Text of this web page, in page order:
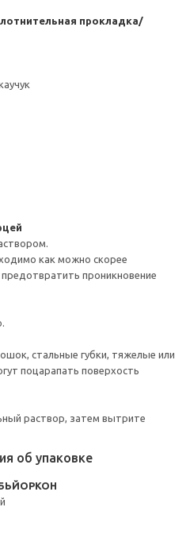
прокладка/
как можно скорее
проникновение
стальные губки, тяжелые или
поцарапать поверхость
раствор, затем вытрите
об упаковке
БЬЙОРКОН